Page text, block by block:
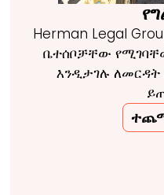
Herman Legal
ቤተሰቦቻቸው
እንዲታገሉ ለመርዳት